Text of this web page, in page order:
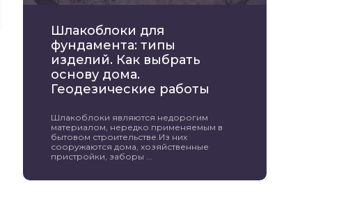
Шлакоблоки для
фундамента: типы
изделий. Как выбрать
основу дома.
Геодезические работы
Шлакоблоки являются недорогим
материалом, нередко применяемым в
бытовом строительстве.Из них
сооружаются дома, хозяйственные
пристройки, заборы ...